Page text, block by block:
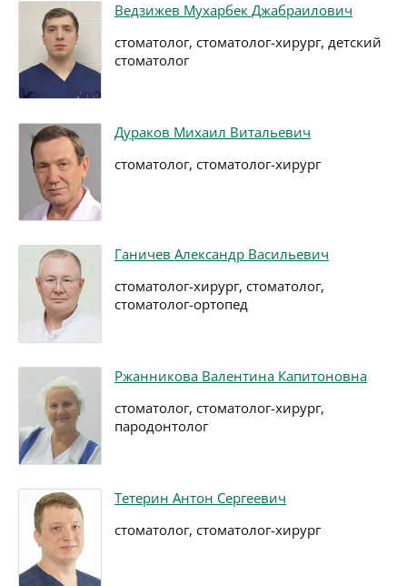
Ведзижев Мухарбек Джабраилович
стоматолог, стоматолог-хирург, детский
стоматолог
Дураков Михаил Витальевич
стоматолог, стоматолог-хирург
Ганичев Александр Васильевич
стоматолог-хирург, стоматолог,
стоматолог-ортопед
Ржанникова Валентина Капитоновна
стоматолог, стоматолог-хирург,
пародонтолог
Тетерин Антон Сергеевич
стоматолог, стоматолог-хирург